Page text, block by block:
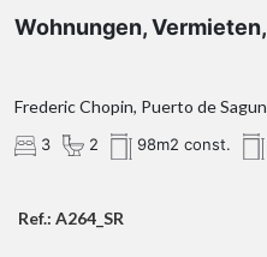
Wohnungen,
Frederic Chopin, Puerto de
3 2 98m2 const.
Ref.: A264_SR